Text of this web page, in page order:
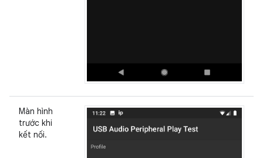
Màn hình
trước khi
kết nối.